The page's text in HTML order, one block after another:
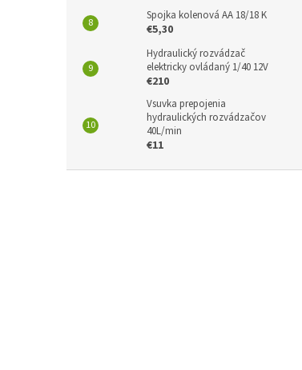
Spojka kolenová AA 18/18 K
€5,30
Hydraulický rozvádzač
elektricky ovládaný 1/40 12V
€210
Vsuvka prepojenia
hydraulických rozvádzačov
40L/min
€11